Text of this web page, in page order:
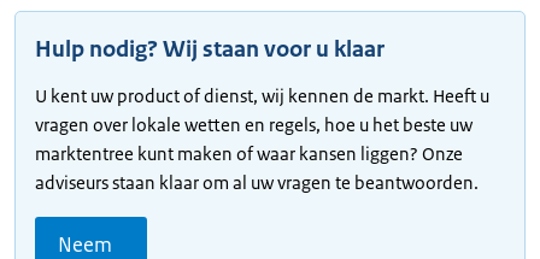
Hulp nodig? Wij staan voor u klaar
U kent uw product of dienst, wij kennen de markt. Heeft u
vragen over lokale wetten en regels, hoe u het beste uw
marktentree kunt maken of waar kansen liggen? Onze
adviseurs staan klaar om al uw vragen te beantwoorden.
Neem